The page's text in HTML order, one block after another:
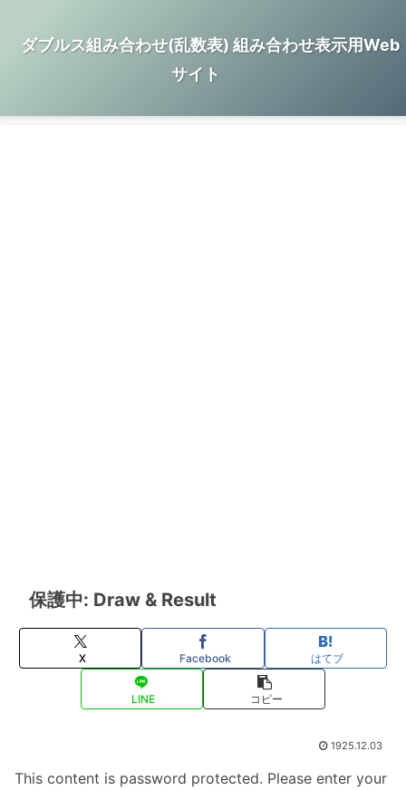
ダブルス組み合わせ(乱数表) 組み合わせ表示用Web
サイト
保護中: Draw & Result
X Facebook はてブ
LINE コピー
1925.12.03
This content is password protected. Please enter your